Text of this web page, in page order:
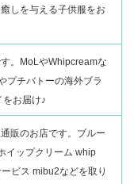
しを与える子供服をお
。MoLやWhipcreamな
プチバトーの海外ブラ
お届け♪
販のお店です。ブルー
イップクリーム whip
ビス mibu2などを取り